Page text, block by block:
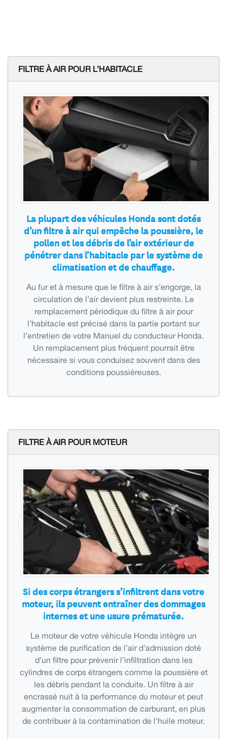
FILTRE À AIR POUR L’HABITACLE
La plupart des véhicules Honda sont dotés
d’un filtre à air qui empêche la poussière, le
pollen et les débris de l’air extérieur de
pénétrer dans l’habitacle par le système de
climatisation et de chauffage.
Au fur et à mesure que le filtre à air s’engorge, la
circulation de l’air devient plus restreinte. Le
remplacement périodique du filtre à air pour
l’habitacle est précisé dans la partie portant sur
l’entretien de votre Manuel du conducteur Honda.
Un remplacement plus fréquent pourrait être
nécessaire si vous conduisez souvent dans des
conditions poussiéreuses.
FILTRE À AIR POUR MOTEUR
Si des corps étrangers s’infiltrent dans votre
moteur, ils peuvent entraîner des dommages
internes et une usure prématurée.
Le moteur de votre véhicule Honda intègre un
système de purification de l’air d’admission doté
d’un filtre pour prévenir l’infiltration dans les
cylindres de corps étrangers comme la poussière et
les débris pendant la conduite. Un filtre à air
encrassé nuit à la performance du moteur et peut
augmenter la consommation de carburant, en plus
de contribuer à la contamination de l’huile moteur.